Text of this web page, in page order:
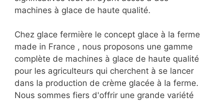
machines à glace de haute qualité.
Chez glace fermière le concept glace à la ferme
made in France , nous proposons une gamme
complète de machines à glace de haute qualité
pour les agriculteurs qui cherchent à se lancer
dans la production de crème glacée à la ferme.
Nous sommes fiers d'offrir une grande variété